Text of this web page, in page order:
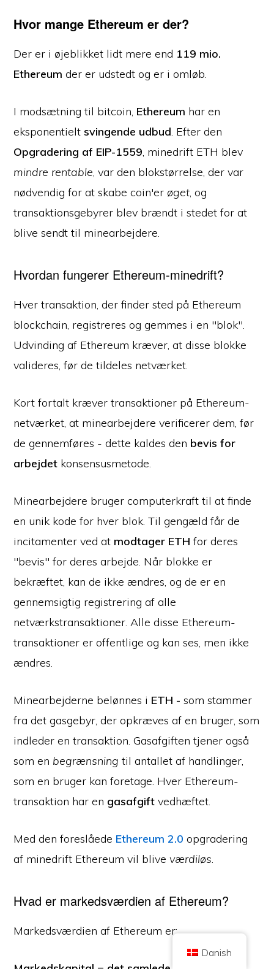
Hvor mange Ethereum er der?
Der er i øjeblikket lidt mere end 119 mio.
Ethereum der er udstedt og er i omløb.
I modsætning til bitcoin, Ethereum har en
eksponentieltsvingende udbud. Efter den
Opgradering af EIP-1559, minedrift ETH blev
mindre rentable, var den blokstørrelse, der var
nødvendig for at skabe coin'er øget, og
transaktionsgebyrer blev brændt i stedet for at
blive sendt til minearbejdere.
Hvordan fungerer Ethereum-minedrift?
Hver transaktion, der finder sted på Ethereum
blockchain, registreres og gemmes i en "blok".
Udvinding af Ethereum kræver, at disse blokke
valideres, før de tildeles netværket.
Kort fortalt kræver transaktioner på Ethereum-
netværket, at minearbejdere verificerer dem, før
de gennemføres - dette kaldes den bevis for
arbejdet konsensusmetode.
Minearbejdere bruger computerkraft til at finde
en unik kode for hver blok. Til gengæld får de
incitamenter ved at modtager ETH for deres
"bevis" for deres arbejde. Når blokke er
bekræftet, kan de ikke ændres, og de er en
gennemsigtig registrering af alle
netværkstransaktioner. Alle disse Ethereum-
transaktioner er offentlige og kan ses, men ikke
ændres.
Minearbejderne belønnes i ETH -som stammer
fra det gasgebyr, der opkræves af en bruger, som
indleder en transaktion. Gasafgiften tjener også
som en begrænsning til antallet af handlinger,
som en bruger kan foretage. Hver Ethereum-
transaktion har en gasafgift vedhæftet.
Med den foreslåede Ethereum 2.0 opgradering
af minedrift Ethereum vil bliveværdiløs.
Hvad er markedsværdien af Ethereum?
Markedsværdien af Ethereum er:
Virksomhedsnummer 10490224
Adresse: 2. etage 167-169 Great Portland Street, London,
resultater er ikke vejledende for fremtidige resultater. Investering i
kryptovaluta er forbundet med risiko.
Kryptovaluta er ikke reguleret af den britiske Financial Conduct Authority og
risiko, og kryptovaluta kan stige i værdi eller miste en del af eller hele
værdien. Kapitalvindingsskat kan være gældende for overskud fra salg af
HJEM OM POLITIK OM BESKYTTELSE AF PERSONLIGE OPLYSNINGER KONTAKT OS
Danish